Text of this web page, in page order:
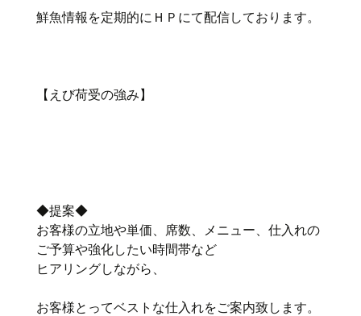
鮮魚情報を定期的にＨＰにて配信しております。
【えび荷受の強み】
◆提案◆
お客様の立地や単価、席数、メニュー、仕入れの
ご予算や強化したい時間帯など
ヒアリングしながら、
お客様とってベストな仕入れをご案内致します。